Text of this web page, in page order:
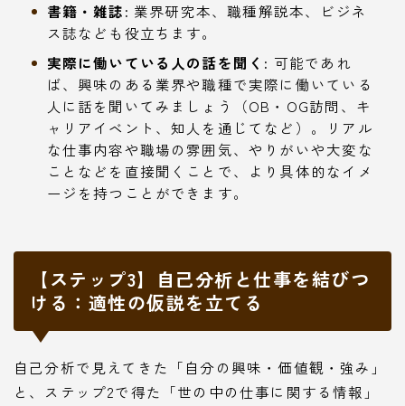
書籍・雑誌: 業界研究本、職種解説本、ビジネ
ス誌なども役立ちます。
実際に働いている人の話を聞く: 可能であれ
ば、興味のある業界や職種で実際に働いている
人に話を聞いてみましょう（OB・OG訪問、キ
ャリアイベント、知人を通じてなど）。リアル
な仕事内容や職場の雰囲気、やりがいや大変な
ことなどを直接聞くことで、より具体的なイメ
ージを持つことができます。
【ステップ3】自己分析と仕事を結びつ
ける：適性の仮説を立てる
自己分析で見えてきた「自分の興味・価値観・強み」
と、ステップ2で得た「世の中の仕事に関する情報」